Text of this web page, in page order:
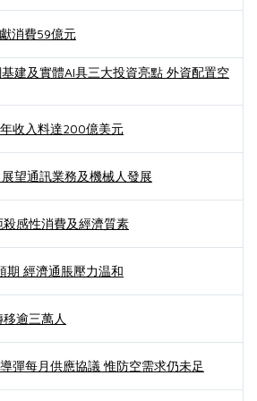
消費59億元
建及實體AI具三大投資亮點 外資配置空
收入料達200億美元
望通訊業務及機械人發展
感性消費及經濟質素
期 經濟通脹壓力温和
逾三萬人
彈每月供應協議 惟防空需求仍未足